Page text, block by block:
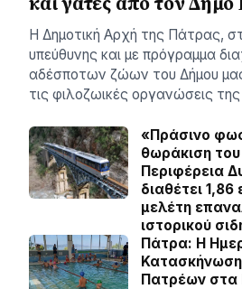
Η Δημοτική Αρχή της Πάτρας,
υπεύθυνης και με πρόγραμμα
αδέσποτων ζώων του Δήμου
τις φιλοζωικές οργανώσεις
«Πράσινο
θωράκιση
Περιφέρεια
διαθέτει
μελέτη
ιστορικού
Πάτρα: Η
Πατρέων στα